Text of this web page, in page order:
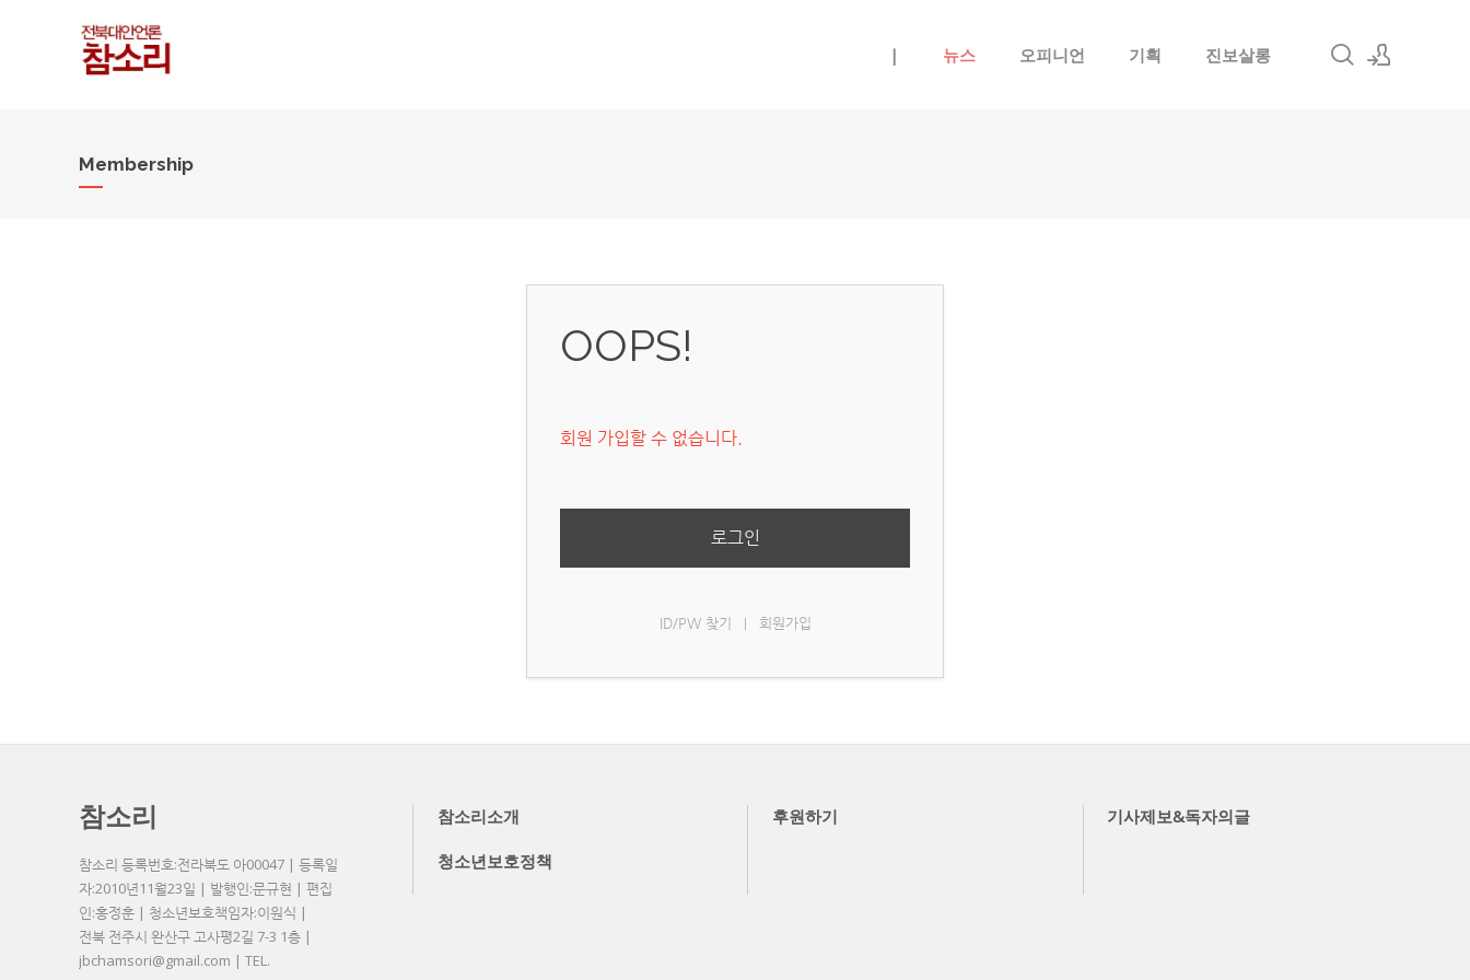
| 뉴스 오피니언 기획 진보살롱
Membership
OOPS!
회원 가입할 수 없습니다.
로그인
ID/PW 찾기 회원가입
참소리
참소리 등록번호:전라북도 아00047 | 등록일
자:2010년11월23일 | 발행인:문규현 | 편집
인:홍정훈 | 청소년보호책임자:이원식 |
전북 전주시 완산구 고사평2길 7-3 1층 |
jbchamsori@gmail.com | TEL.
참소리소개 후원하기 기사제보&독자의글
청소년보호정책